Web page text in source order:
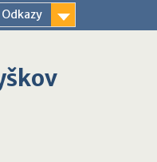
Odkazy